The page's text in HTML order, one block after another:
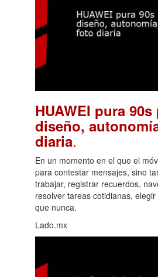
HUAWEI pura 90s
diseño,
diaria.
En un momento en el que el
para contestar mensajes, sino
trabajar, registrar recuerdos,
resolver tareas cotidianas,
que nunca.
Lado.mx